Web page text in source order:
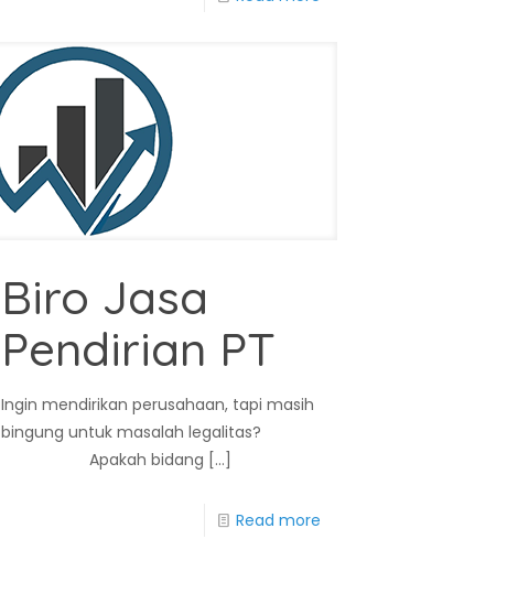
Biro Jasa
Pendirian PT
Ingin mendirikan perusahaan, tapi masih
bingung untuk masalah legalitas?
Apakah bidang […]
Read more